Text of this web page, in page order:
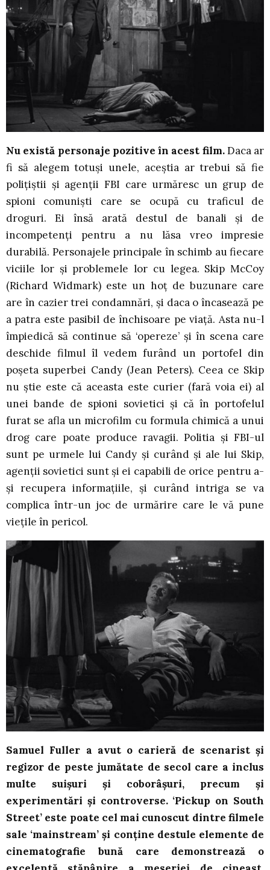
Nu există personaje pozitive în acest film.Daca ar
fi să alegem totuși unele, aceștia ar trebui să fie
polițiștii și agenții FBI care urmăresc un grup de
spioni comuniști care se ocupă cu traficul de
droguri. Ei însă arată destul de banali și de
incompetenți pentru a nu lăsa vreo impresie
durabilă. Personajele principale în schimb au fiecare
viciile lor și problemele lor cu legea. Skip McCoy
(Richard Widmark) este un hoț de buzunare care
are în cazier trei condamnări, și daca o încasează pe
a patra este pasibil de închisoare pe viață. Asta nu-l
împiedică să continue să ‘opereze’ și în scena care
deschide filmul îl vedem furând un portofel din
poșeta superbei Candy (Jean Peters). Ceea ce Skip
nu știe este că aceasta este curier (fară voia ei) al
unei bande de spioni sovietici și că în portofelul
furat se afla un microfilm cu formula chimică a unui
drog care poate produce ravagii. Politia și FBI-ul
sunt pe urmele lui Candy și curând și ale lui Skip,
agenții sovietici sunt și ei capabili de orice pentru a-
și recupera informațiile, și curând intriga se va
complica într-un joc de urmărire care le vă pune
viețile în pericol.
Samuel Fuller a avut o carieră de scenarist și
regizor de peste jumătate de secol care a inclus
multe suișuri și coborâșuri, precum și
experimentări și controverse. ‘Pickup on South
Street’ este poate cel mai cunoscut dintre filmele
sale ‘mainstream’ și conține destule elemente de
cinematografie bună care demonstrează o